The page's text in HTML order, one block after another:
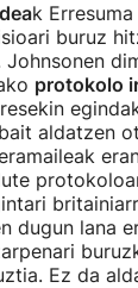
k
buruz
protokolo
aldatzen
dugun lana
Ez da